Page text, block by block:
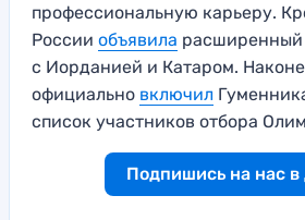
профессиональную карьеру.
России объявила расширенный
с Иорданией и Катаром.
официально включил
список участников отбора
Подпишись на нас в